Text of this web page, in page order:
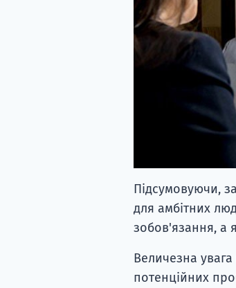
Підсумовуючи,
для амбітних
зобов'язання, а
Величезна
потенційних